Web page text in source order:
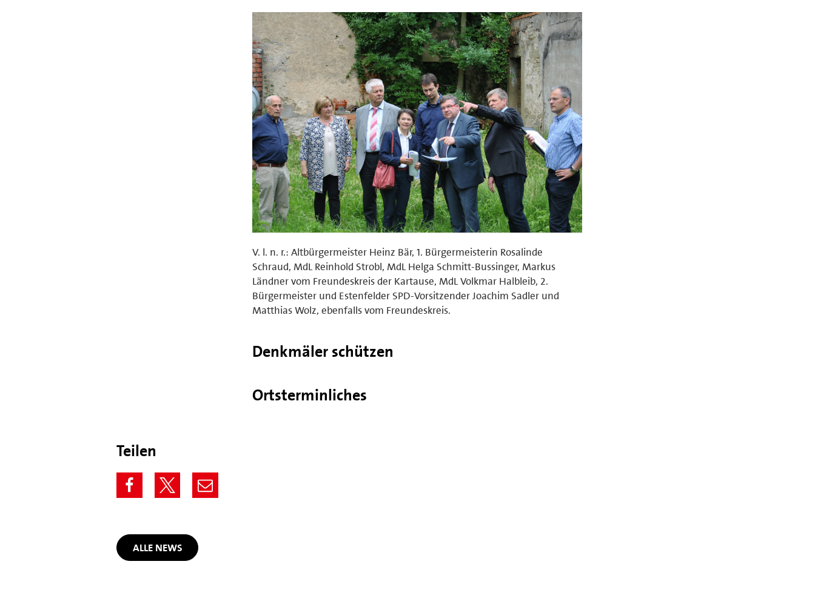
V. l. n. r.: Altbürgermeister Heinz Bär, 1. Bürgermeisterin Rosalinde
Schraud, MdL Reinhold Strobl, MdL Helga Schmitt-Bussinger, Markus
Ländner vom Freundeskreis der Kartause, MdL Volkmar Halbleib, 2.
Bürgermeister und Estenfelder SPD-Vorsitzender Joachim Sadler und
Matthias Wolz, ebenfalls vom Freundeskreis.
Denkmäler schützen
Ortsterminliches
Teilen
ALLE NEWS